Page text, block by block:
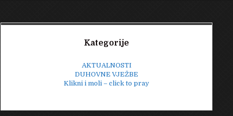
menu
Sidebar
Kategorije
AKTUALNOSTI
DUHOVNE VJEŽBE
Klikni i moli – click to pray